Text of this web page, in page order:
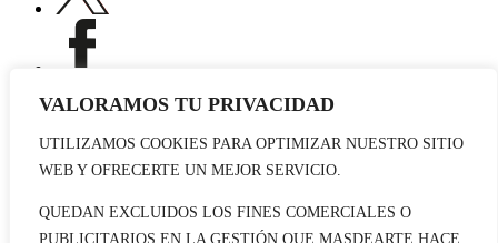
VALORAMOS TU PRIVACIDAD
UTILIZAMOS COOKIES PARA OPTIMIZAR NUESTRO SITIO
WEB Y OFRECERTE UN MEJOR SERVICIO.
QUEDAN EXCLUIDOS LOS FINES COMERCIALES O
PUBLICITARIOS EN LA GESTIÓN QUE MASDEARTE HACE
Publicidad
Contacto